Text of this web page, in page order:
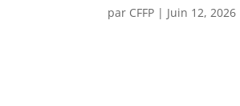
par CFFP | Juin 12, 2026